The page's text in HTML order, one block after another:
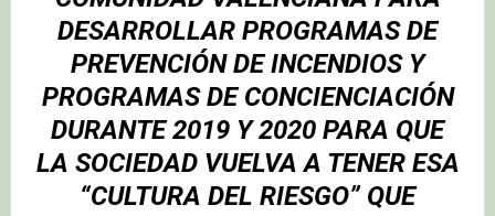
DESARROLLAR PROGRAMAS DE
PREVENCIÓN DE INCENDIOS Y
PROGRAMAS DE CONCIENCIACIÓN
DURANTE 2019 Y 2020 PARA QUE
LA SOCIEDAD VUELVA A TENER ESA
“CULTURA DEL RIESGO” QUE